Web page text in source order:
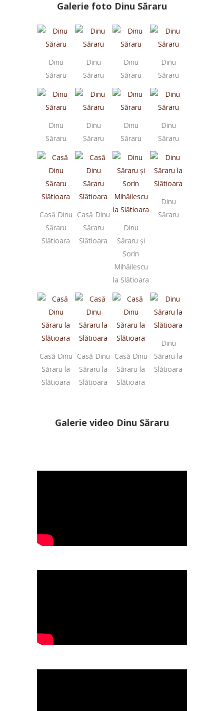
Galerie foto Dinu Săraru
Dinu
Săraru
Dinu
Săraru
Dinu
Săraru
Dinu
Săraru
Dinu
Săraru
Dinu
Săraru
Dinu
Săraru
Dinu
Săraru
Casă Dinu
Săraru
Slătioara
Casă Dinu
Săraru
Slătioara
Dinu
Săraru și
Sorin
Mihăilescu
la Slătioara
Dinu
Săraru
Casă Dinu
Săraru la
Slătioara
Casă Dinu
Săraru la
Slătioara
Casă Dinu
Săraru la
Slătioara
Dinu
Săraru la
Slătioara
Galerie video Dinu Săraru